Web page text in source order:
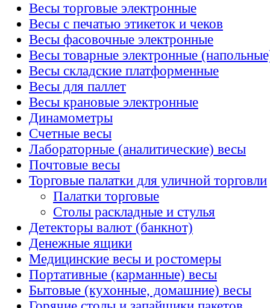
Весы торговые электронные
Весы с печатью этикеток и чеков
Весы фасовочные электронные
Весы товарные электронные
Весы складские платформенные
Весы для паллет
Весы крановые электронные
Динамометры
Счетные весы
Лабораторные (аналитические) весы
Почтовые весы
Торговые палатки для уличной торговли
Палатки торговые
Столы раскладные и стулья
Детекторы валют (банкнот)
Денежные ящики
Медицинские весы и ростомеры
Портативные (карманные) весы
Бытовые (кухонные, домашние) весы